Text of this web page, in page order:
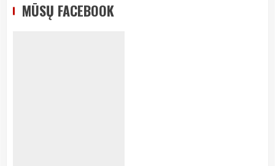
MŪSŲ FACEBOOK